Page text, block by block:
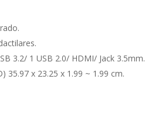
3.2/ 1 USB 2.0/ HDMI/ Jack 3.5mm.
35.97 x 23.25 x 1.99 ~ 1.99 cm.